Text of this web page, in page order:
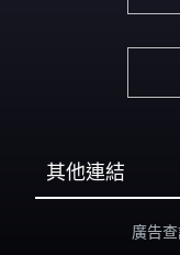
其他連結
廣告